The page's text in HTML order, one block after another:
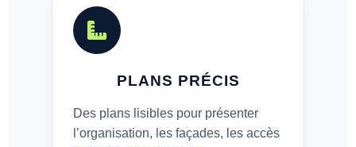
PLANS PRÉCIS
Des plans lisibles pour présenter
l’organisation, les façades, les accès